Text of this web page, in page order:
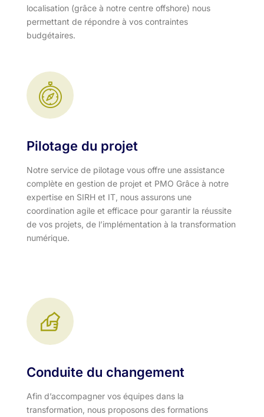
localisation (grâce à notre centre offshore) nous
permettant de répondre à vos contraintes
budgétaires.
Pilotage du projet
Notre service de pilotage vous offre une assistance
complète en gestion de projet et PMO Grâce à notre
expertise en SIRH et IT, nous assurons une
coordination agile et efficace pour garantir la réussite
de vos projets, de l’implémentation à la transformation
numérique.
Conduite du changement
Afin d’accompagner vos équipes dans la
transformation, nous proposons des formations